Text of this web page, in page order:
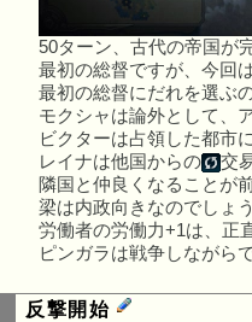
芸術革命
50ターン、古代の帝国が
最初の総督ですが、今回
最初の総督にだれを選ぶ
モクシャは論外として、
ビクターは占領した都市
レイナは他国からの
交
隣国と仲良くなることが
梁は内政向きなのでしょ
労働者の労働力+1は、正
ピンガラは戦争しながら
反撃開始